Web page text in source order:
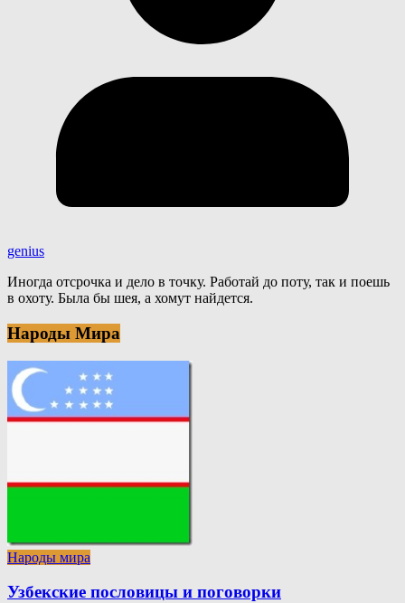
genius
Иногда отсрочка и дело в точку. Работай до поту, так и поешь
в охоту. Была бы шея, а хомут найдется.
Народы Мира
Народы мира
Узбекские пословицы и поговорки